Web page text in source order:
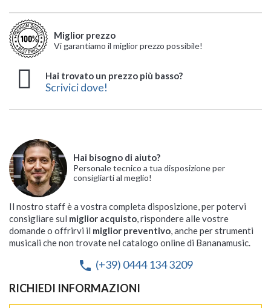
Miglior prezzo
Vi garantiamo il miglior prezzo possibile!
Hai trovato un prezzo più basso?
Scrivici dove!
Hai bisogno di aiuto?
Personale tecnico a tua disposizione per
consigliarti al meglio!
Il nostro staff è a vostra completa disposizione, per potervi
consigliare sul miglior acquisto, rispondere alle vostre
domande o offrirvi il miglior preventivo, anche per strumenti
musicali che non trovate nel catalogo online di Bananamusic.
phone (+39) 0444 134 3209
RICHIEDI INFORMAZIONI